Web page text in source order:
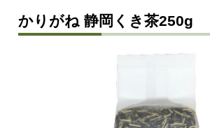
かりがね 静岡くき茶250g